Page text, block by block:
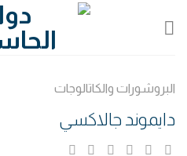
البروشورات والكاتالوجات
دايموند جالاكسي